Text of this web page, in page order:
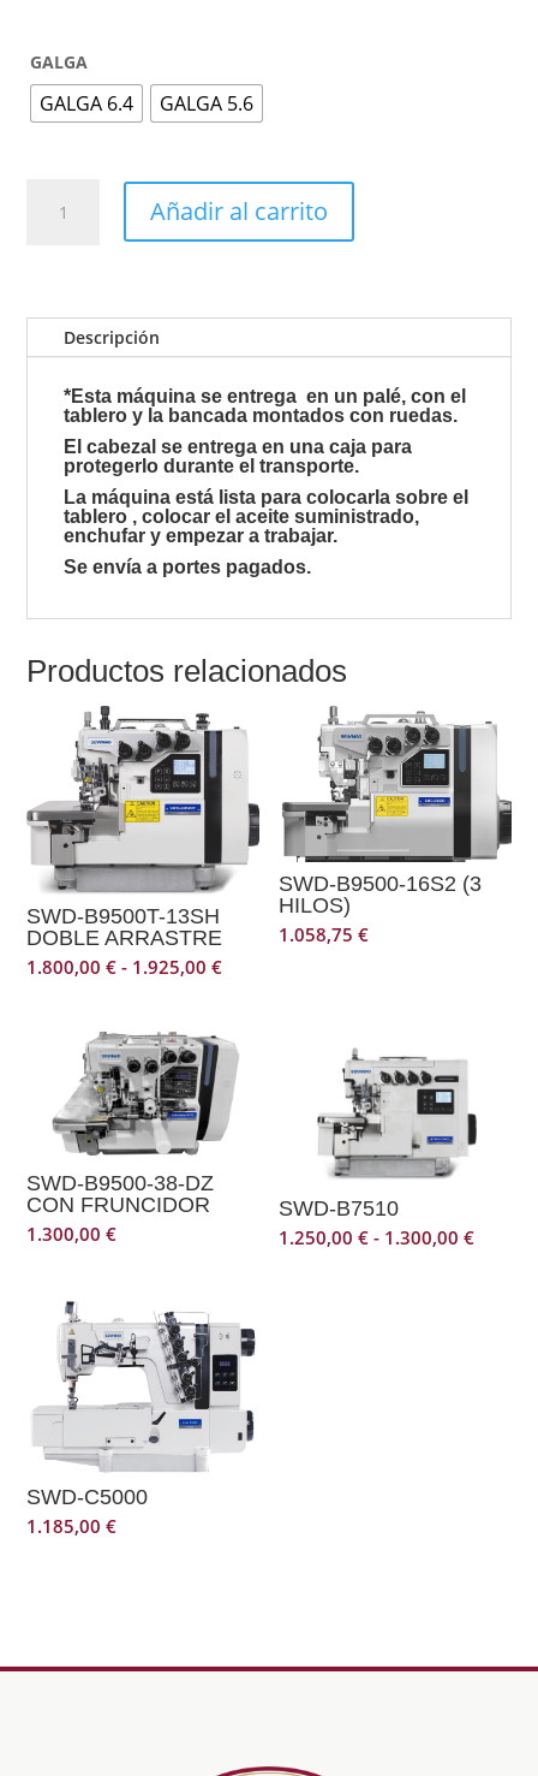
GALGA
GALGA 6.4 GALGA 5.6
C2500
Añadir al carrito
Descripción
*Esta máquina se entrega en un palé, con el
tablero y la bancada montados con ruedas.
El cabezal se entrega en una caja para
protegerlo durante el transporte.
La máquina está lista para colocarla sobre el
tablero , colocar el aceite suministrado,
enchufar y empezar a trabajar.
Se envía a portes pagados.
Productos relacionados
SWD-B9500T-13SH
DOBLE ARRASTRE
1.800,00€ - 1.925,00€Rango
hasta
1.925,00 €
SWD-B9500-16S2 (3
HILOS)
1.058,75€
SWD-B9500-38-DZ
CON FRUNCIDOR
1.300,00€
SWD-B7510
1.250,00€ - 1.300,00€Rango
SWD-C5000
1.185,00€